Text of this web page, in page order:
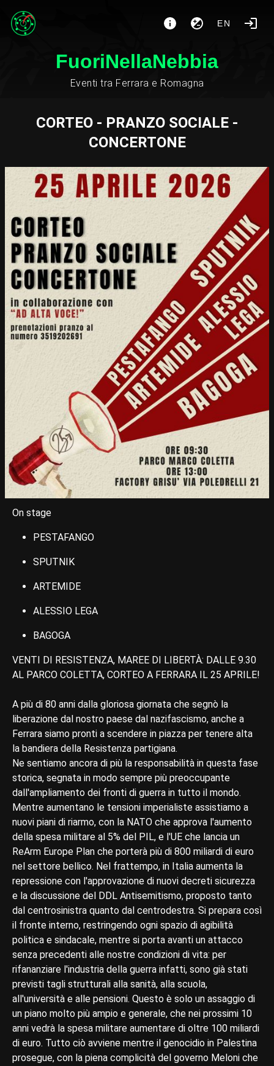
EN
FuoriNellaNebbia
Eventi tra Ferrara e Romagna
CORTEO - PRANZO SOCIALE -
CONCERTONE
On stage
PESTAFANGO
SPUTNIK
ARTEMIDE
ALESSIO LEGA
BAGOGA
VENTI DI RESISTENZA, MAREE DI LIBERTÀ: DALLE 9.30
AL PARCO COLETTA, CORTEO A FERRARA IL 25 APRILE!
A più di 80 anni dalla gloriosa giornata che segnò la
liberazione dal nostro paese dal nazifascismo, anche a
Ferrara siamo pronti a scendere in piazza per tenere alta
la bandiera della Resistenza partigiana.
Ne sentiamo ancora di più la responsabilità in questa fase
storica, segnata in modo sempre più preoccupante
dall'ampliamento dei fronti di guerra in tutto il mondo.
Mentre aumentano le tensioni imperialiste assistiamo a
nuovi piani di riarmo, con la NATO che approva l'aumento
della spesa militare al 5% del PIL, e l'UE che lancia un
ReArm Europe Plan che porterà più di 800 miliardi di euro
nel settore bellico. Nel frattempo, in Italia aumenta la
repressione con l'approvazione di nuovi decreti sicurezza
e la discussione del DDL Antisemitismo, proposto tanto
dal centrosinistra quanto dal centrodestra. Si prepara così
il fronte interno, restringendo ogni spazio di agibilità
politica e sindacale, mentre si porta avanti un attacco
senza precedenti alle nostre condizioni di vita: per
rifananziare l'industria della guerra infatti, sono già stati
previsti tagli strutturali alla sanità, alla scuola,
all'università e alle pensioni. Questo è solo un assaggio di
un piano molto più ampio e generale, che nei prossimi 10
anni vedrà la spesa militare aumentare di oltre 100 miliardi
di euro. Tutto ciò avviene mentre il genocidio in Palestina
prosegue, con la piena complicità del governo Meloni che